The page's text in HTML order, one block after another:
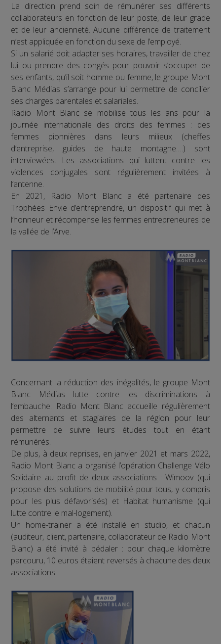
La direction prend soin de rémunérer ses différents
collaborateurs en fonction de leur poste, de leur grade
et de leur ancienneté. Aucune différence de traitement
n’est appliquée en fonction du sexe de l’employé.
Si un salarié doit adapter ses horaires, travailler de chez
lui ou prendre des congés pour pouvoir s’occuper de
ses enfants, qu’il soit homme ou femme, le groupe Mont
Blanc Médias s’arrange pour lui permettre de concilier
ses charges parentales et salariales.
Radio Mont Blanc se mobilise tous les ans pour la
journée internationale des droits des femmes : des
femmes pionnières dans leurs milieux (cheffes
d’entreprise, guides de haute montagne….) sont
interviewées. Les associations qui luttent contre les
violences conjugales sont régulièrement invitées à
l’antenne.
En 2021, Radio Mont Blanc a été partenaire des
Trophées Envie d’entreprendre, un dispositif qui met à
l’honneur et récompense les femmes entrepreneures de
la vallée de l’Arve.
Concernant la réduction des inégalités, le groupe Mont
Blanc Médias lutte contre les discriminations à
l’embauche. Radio Mont Blanc accueille régulièrement
des alternants et stagiaires de la région pour leur
permettre de suivre leurs études tout en étant
rémunérés.
De plus, à deux reprises, en janvier 2021 et mars 2022,
Radio Mont Blanc a organisé l’opération Challenge Vélo
Solidaire au profit de deux associations : Wimoov (qui
propose des solutions de mobilité pour tous, y compris
pour les plus défavorisés) et Habitat humanisme (qui
lutte contre le mal-logement).
Un home-trainer a été installé en studio, et chacun
(auditeur, client, partenaire, collaborateur de Radio Mont
Blanc) a été invité à pédaler : pour chaque kilomètre
parcouru, 10 euros étaient reversés à chacune des deux
associations.